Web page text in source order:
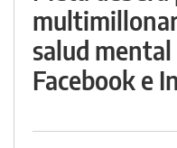
salud mental
Facebook e